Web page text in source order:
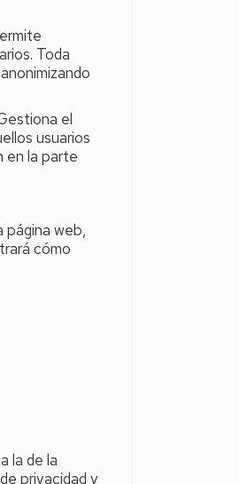
Toda
el
usuarios
en la parte
página web,
cómo
la de la
privacidad y